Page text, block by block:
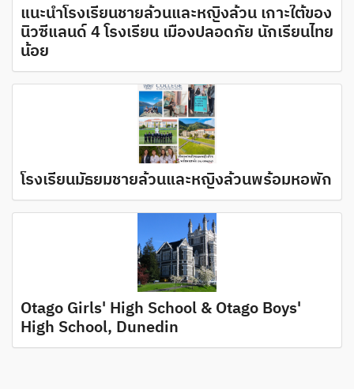
แนะนำโรงเรียนชายล้วนและหญิงล้วน เกาะใต้ของ
นิวซีแลนด์ 4 โรงเรียน เมืองปลอดภัย นักเรียนไทย
น้อย
โรงเรียนมัธยมชายล้วนและหญิงล้วนพร้อมหอพัก
Otago Girls' High School & Otago Boys'
High School, Dunedin